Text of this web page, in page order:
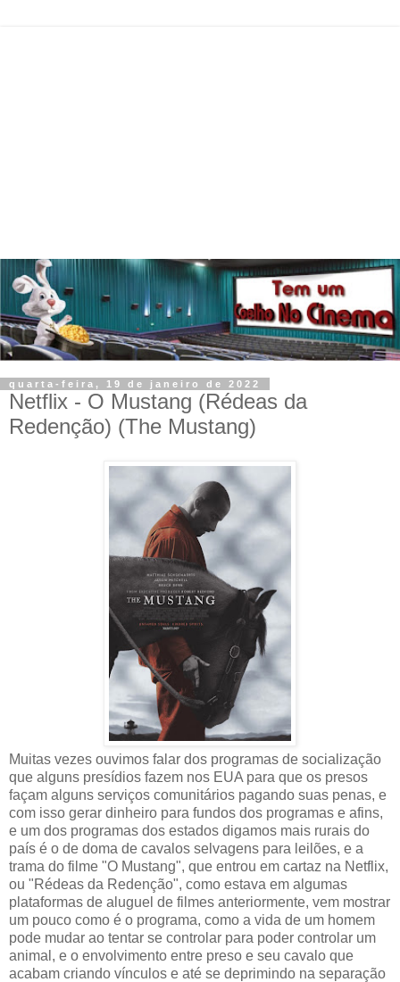
quarta-feira, 19 de janeiro de 2022
Netflix - O Mustang (Rédeas da
Redenção) (The Mustang)
Muitas vezes ouvimos falar dos programas de socialização
que alguns presídios fazem nos EUA para que os presos
façam alguns serviços comunitários pagando suas penas, e
com isso gerar dinheiro para fundos dos programas e afins,
e um dos programas dos estados digamos mais rurais do
país é o de doma de cavalos selvagens para leilões, e a
trama do filme "O Mustang", que entrou em cartaz na Netflix,
ou "Rédeas da Redenção", como estava em algumas
plataformas de aluguel de filmes anteriormente, vem mostrar
um pouco como é o programa, como a vida de um homem
pode mudar ao tentar se controlar para poder controlar um
animal, e o envolvimento entre preso e seu cavalo que
acabam criando vínculos e até se deprimindo na separação